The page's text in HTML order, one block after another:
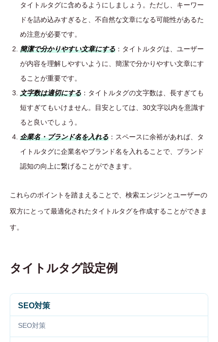
タイトルタグに含めるようにしましょう。ただし、キーワー
ドを詰め込みすぎると、不自然な文章になる可能性があるた
め注意が必要です。
簡潔で分かりやすい文章にする ：タイトルタグは、ユーザー
が内容を理解しやすいように、簡潔で分かりやすい文章にす
ることが重要です。
文字数は適切にする ：タイトルタグの文字数は、長すぎても
短すぎてもいけません。目安としては、30文字以内を意識す
ると良いでしょう。
企業名・ブランド名を入れる ：スペースに余裕があれば、タ
イトルタグに企業名やブランド名を入れることで、ブランド
認知の向上に繋げることができます。
これらのポイントを踏まえることで、検索エンジンとユーザーの
双方にとって最適化されたタイトルタグを作成することができま
す。
タイトルタグ設定例
SEO対策
SEO対策